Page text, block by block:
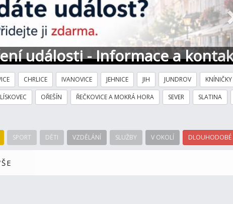
události - Informace a
CHRLICE IVANOVICE JEHNICE JIH JUNDROV KNÍNIČKY
OŘEŠÍN ŘEČKOVICE A MOKRÁ HORA SEVER SLATINA
SPORT DĚTI VZDĚLÁNÍ SLUŽBY V OKOLÍ DLOUHODOBÉ